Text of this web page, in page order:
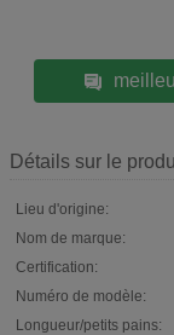
Détails sur le
Lieu d'origine:
Nom de marque:
Certification:
Numéro de modèle:
Longueur/petits pains: